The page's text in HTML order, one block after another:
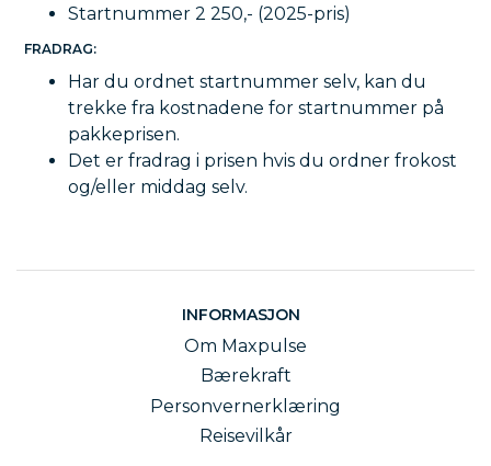
Startnummer 2 250,- (2025-pris)
FRADRAG:
Har du ordnet startnummer selv, kan du
trekke fra kostnadene for startnummer på
pakkeprisen.
Det er fradrag i prisen hvis du ordner frokost
og/eller middag selv.
INFORMASJON
Om Maxpulse
Bærekraft
Personvernerklæring
Reisevilkår